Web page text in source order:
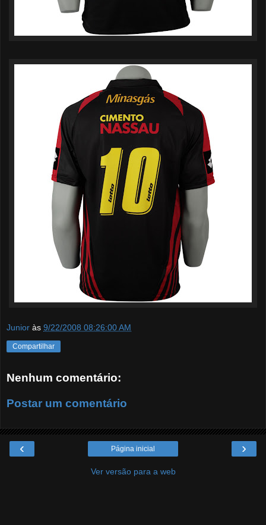
Junior às 9/22/2008 08:26:00 AM
Compartilhar
Nenhum comentário:
Postar um comentário
‹ ›
Página inicial
Ver versão para a web